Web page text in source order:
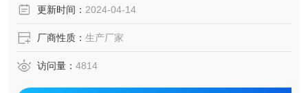
更新时间： 2024-04-14
厂商性质： 生产厂家
访问量： 4814